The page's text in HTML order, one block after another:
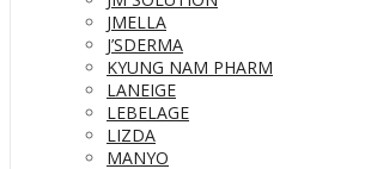
JMELLA
J’SDERMA
KYUNG NAM PHARM
LANEIGE
LEBELAGE
LIZDA
MANYO